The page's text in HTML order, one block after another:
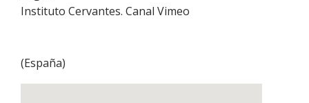
Instituto Cervantes. Canal Vimeo
(España)